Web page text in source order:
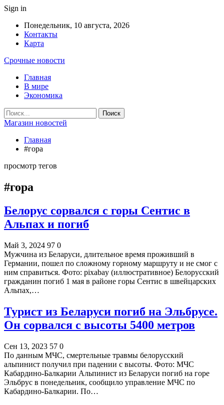
Sign in
Понедельник, 10 августа, 2026
Контакты
Карта
Срочные новости
Главная
В мире
Экономика
Магазин новостей
Главная
#гора
просмотр тегов
#гора
Белорус сорвался с горы Сентис в
Альпах и погиб
Май 3, 2024 97 0
Мужчина из Беларуси, длительное время проживший в
Германии, пошел по сложному горному маршруту и не смог с
ним справиться. Фото: pixabay (иллюстративное) Белорусский
гражданин погиб 1 мая в районе горы Сентис в швейцарских
Альпах,…
Турист из Беларуси погиб на Эльбрусе.
Он сорвался с высоты 5400 метров
Сен 13, 2023 57 0
По данным МЧС, смертельные травмы белорусский
альпинист получил при падении с высоты. Фото: МЧС
Кабардино-Балкарии Альпинист из Беларуси погиб на горе
Эльбрус в понедельник, сообщило управление МЧС по
Кабардино-Балкарии. По…